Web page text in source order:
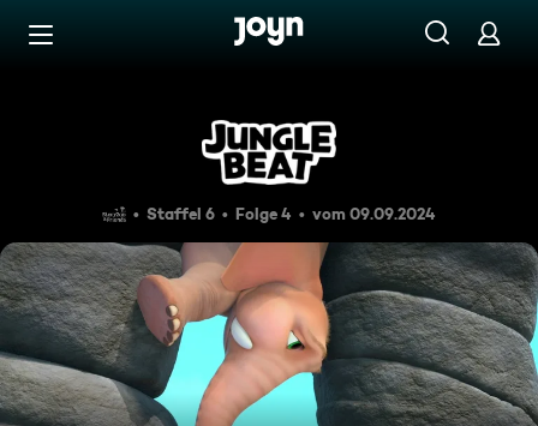
Zum Inhalt springen
Cliffhanger/Boing Boing/
Staffel 6 Folge 4 vom 09.09.2024